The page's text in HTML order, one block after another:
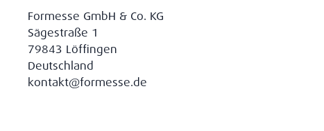
Formesse GmbH & Co. KG
Sägestraße 1
79843 Löffingen
Deutschland
kontakt@formesse.de